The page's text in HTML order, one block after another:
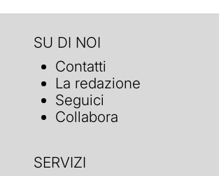
SU DI NOI
Contatti
La redazione
Seguici
Collabora
SERVIZI